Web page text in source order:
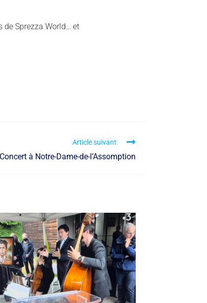
de Sprezza World… et
Article suivant
Concert à Notre-Dame-de-l’Assomption